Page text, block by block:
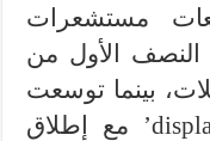
مستشعرات
النصف الأول من
بينما توسعت
مبيعات ‘display driver IC (DDI)’ مع إطلاق